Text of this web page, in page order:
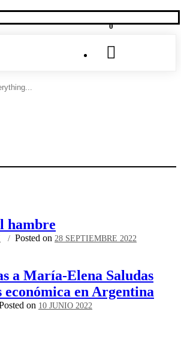
0
hambre
Posted on 28 SEPTIEMBRE 2022
a María-Elena Saludas
económica en Argentina
on 10 JUNIO 2022